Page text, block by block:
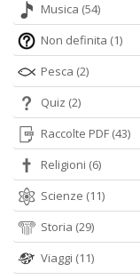
Musica (54)
Non definita (1)
Pesca (2)
Quiz (2)
Raccolte PDF (43)
Religioni (6)
Scienze (11)
Storia (29)
Viaggi (11)